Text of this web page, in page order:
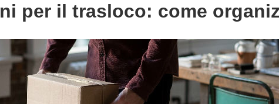
per il trasloco: come